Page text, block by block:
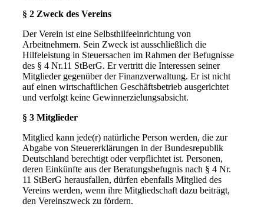
§ 2 Zweck des Vereins
Der Verein ist eine Selbsthilfeeinrichtung von
Arbeitnehmern. Sein Zweck ist ausschließlich die
Hilfeleistung in Steuersachen im Rahmen der Befugnisse
des § 4 Nr.11 StBerG. Er vertritt die Interessen seiner
Mitglieder gegenüber der Finanzverwaltung. Er ist nicht
auf einen wirtschaftlichen Geschäftsbetrieb ausgerichtet
und verfolgt keine Gewinnerzielungsabsicht.
§ 3 Mitglieder
Mitglied kann jede(r) natürliche Person werden, die zur
Abgabe von Steuererklärungen in der Bundesrepublik
Deutschland berechtigt oder verpflichtet ist. Personen,
deren Einkünfte aus der Beratungsbefugnis nach § 4 Nr.
11 StBerG herausfallen, dürfen ebenfalls Mitglied des
Vereins werden, wenn ihre Mitgliedschaft dazu beiträgt,
den Vereinszweck zu fördern.